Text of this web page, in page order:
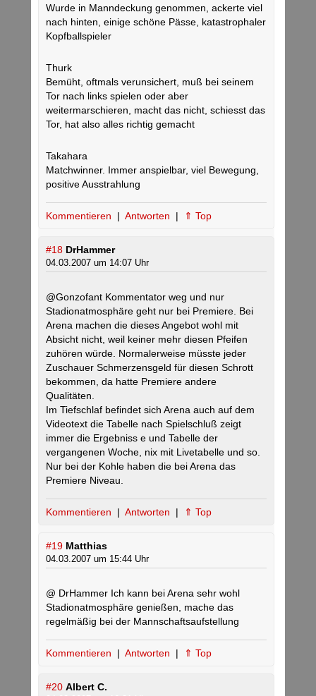
Wurde in Manndeckung genommen, ackerte viel
nach hinten, einige schöne Pässe, katastrophaler
Kopfballspieler
Thurk
Bemüht, oftmals verunsichert, muß bei seinem
Tor nach links spielen oder aber
weitermarschieren, macht das nicht, schiesst das
Tor, hat also alles richtig gemacht
Takahara
Matchwinner. Immer anspielbar, viel Bewegung,
positive Ausstrahlung
Kommentieren | Antworten | ⇑ Top
#18 DrHammer
04.03.2007 um 14:07 Uhr
@Gonzofant Kommentator weg und nur
Stadionatmosphäre geht nur bei Premiere. Bei
Arena machen die dieses Angebot wohl mit
Absicht nicht, weil keiner mehr diesen Pfeifen
zuhören würde. Normalerweise müsste jeder
Zuschauer Schmerzensgeld für diesen Schrott
bekommen, da hatte Premiere andere
Qualitäten.
Im Tiefschlaf befindet sich Arena auch auf dem
Videotext die Tabelle nach Spielschluß zeigt
immer die Ergebniss e und Tabelle der
vergangenen Woche, nix mit Livetabelle und so.
Nur bei der Kohle haben die bei Arena das
Premiere Niveau.
Kommentieren | Antworten | ⇑ Top
#19 Matthias
04.03.2007 um 15:44 Uhr
@ DrHammer Ich kann bei Arena sehr wohl
Stadionatmosphäre genießen, mache das
regelmäßig bei der Mannschaftsaufstellung
Kommentieren | Antworten | ⇑ Top
#20 Albert C.